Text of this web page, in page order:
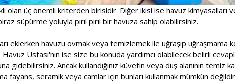
olan üç önemli kriterden birisidir. Diğer ikisi ise havuz kimyasalları
süpürme yoluyla pırıl pırıl bir havuza sahip olabilirsiniz.
eklerken havuzu ovmak veya temizlemek ile uğraşıp uğraşmama
Ustası'nın ise size bu konuda yardımcı olabilecek belirli
gidebilirsiniz. Ancak kullandığınız küvetin veya duş alanının temiz
fayans, seramik veya camlar için bunları kullanmak mümkün